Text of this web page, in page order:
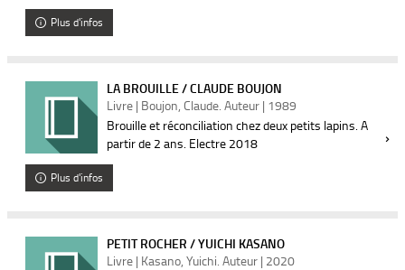
Plus d'infos
LA BROUILLE / CLAUDE BOUJON
Livre | Boujon, Claude. Auteur | 1989
Brouille et réconciliation chez deux petits lapins. A
partir de 2 ans. ­Electre 2018
Plus d'infos
PETIT ROCHER / YUICHI KASANO
Livre | Kasano, Yuichi. Auteur | 2020